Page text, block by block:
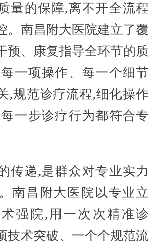
的保障,离不开全流程
。南昌附大医院建立了覆
预、康复指导全环节的质
一项操作、每一个细节
,规范诊疗流程,细化操作
一步诊疗行为都符合专
递,是群众对专业实力
南昌附大医院以专业立
强院,用一次次精准诊
技术突破、一个个规范流